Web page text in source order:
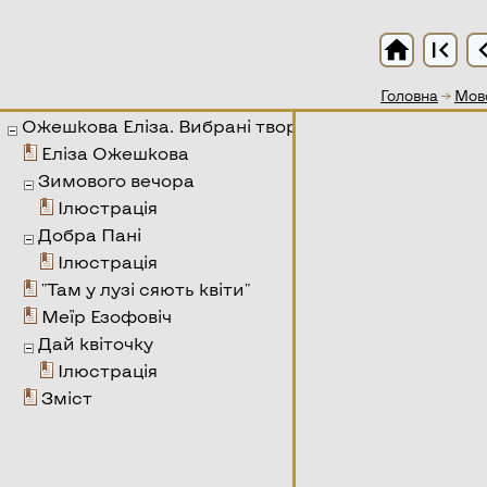
Головна →
home first_page chevron_left
Ожешкова Еліза. Вибрані твори
Еліза Ожешкова
Зимового вечора
Ілюстрація
Добра Пані
Ілюстрація
"Там у лузі сяють квіти"
Меїр Езофовіч
Дай квіточку
Ілюстрація
Зміст